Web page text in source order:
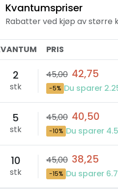
Kvantumspriser
Rabatter ved kjøp av større
PRIS
2
stk
45,00 42,75
-5% Du sparer
5
stk
45,00 40,50
-10% Du sparer
10
stk
45,00 38,25
-15% Du sparer